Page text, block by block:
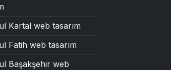
Kartal web tasarım
Fatih web tasarım
Başakşehir web